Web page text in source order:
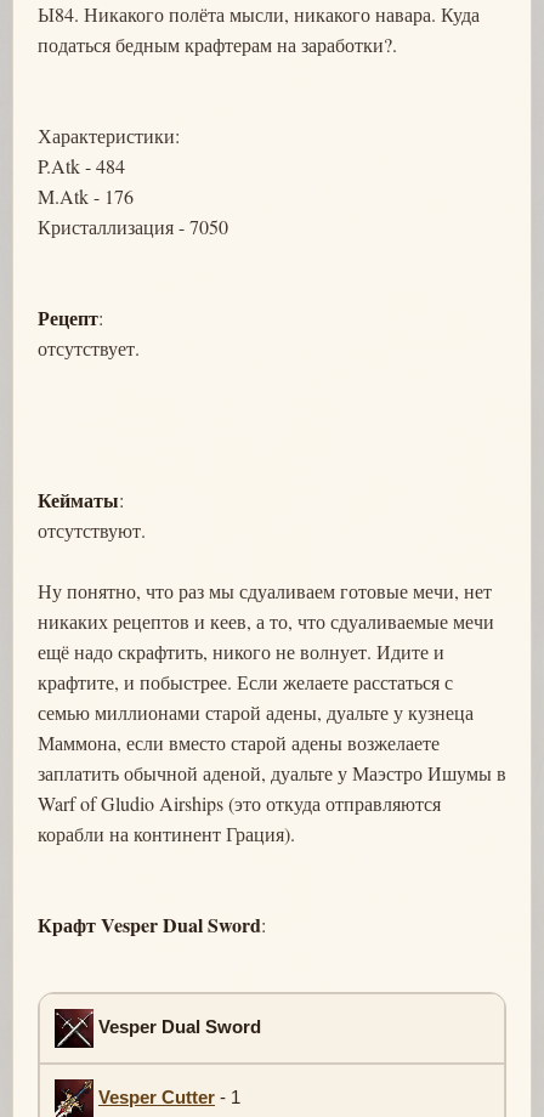
Ы84. Никакого полёта мысли, никакого навара. Куда
податься бедным крафтерам на заработки?.
Характеристики:
P.Atk - 484
M.Atk - 176
Кристаллизация - 7050
Рецепт:
отсутствует.
Кейматы:
отсутствуют.
Ну понятно, что раз мы сдуаливаем готовые мечи, нет
никаких рецептов и кеев, а то, что сдуаливаемые мечи
ещё надо скрафтить, никого не волнует. Идите и
крафтите, и побыстрее. Если желаете расстаться с
семью миллионами старой адены, дуальте у кузнеца
Маммона, если вместо старой адены возжелаете
заплатить обычной аденой, дуальте у Маэстро Ишумы в
Warf of Gludio Airships (это откуда отправляются
корабли на континент Грация).
Крафт Vesper Dual Sword:
Vesper Dual Sword
Vesper Cutter - 1